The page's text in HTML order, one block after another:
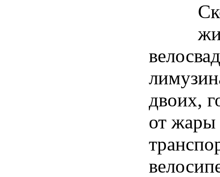
двоих,
от жары